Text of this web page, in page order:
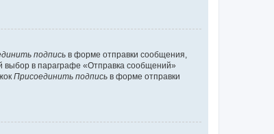
подпись в форме отправки сообщения,
выбор в параграфе «Отправка сообщений»
Присоединить подпись в форме отправки